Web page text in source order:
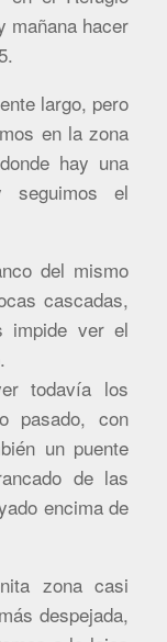
mañana hacer
largo, pero
en la zona
hay una
seguimos el
del mismo
cascadas,
impide ver el
todavía los
pasado, con
un puente
de las
encima de
zona casi
despejada,